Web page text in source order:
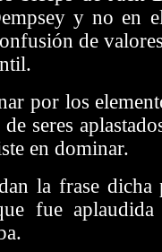
y no en
de
por los
seres
en dominar.
la frase
fue